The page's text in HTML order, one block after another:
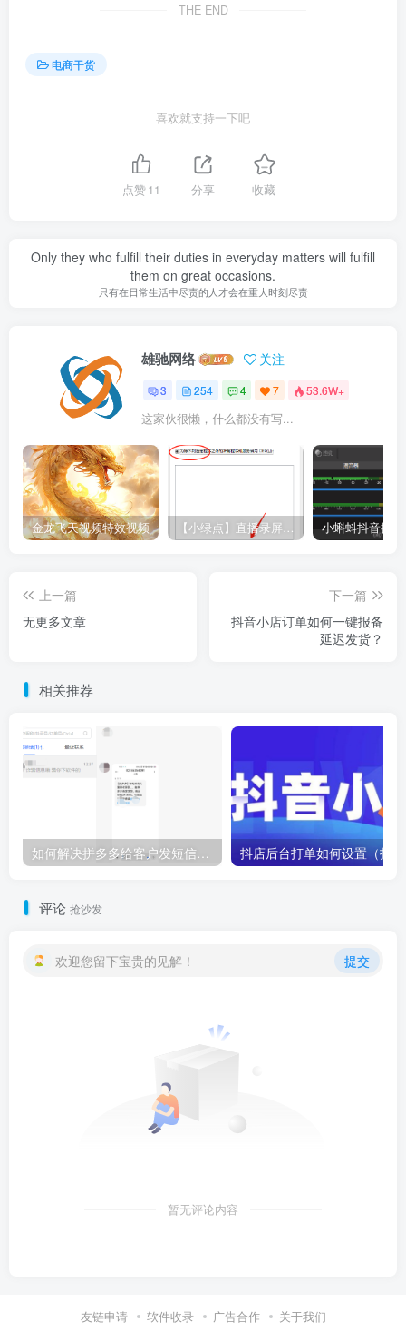
THE END
电商干货
喜欢就支持一下吧
点赞11 分享 收藏
Only they who fulfill their duties in everyday matters will fulfill
them on great occasions.
只有在日常生活中尽责的人才会在重大时刻尽责
雄驰网络 关注
3 254 4 7 53.6W+
这家伙很懒，什么都没有写...
金龙飞天视频特效视频 【小绿点】直播录屏软件 支持抖音快手直播屏幕高清录制
上一篇
无更多文章
下一篇
抖音小店订单如何一键报备
延迟发货？
相关推荐
如何解决拼多多给客户发短信问题？
评论 抢沙发
欢迎您留下宝贵的见解！ 提交
暂无评论内容
友链申请 软件收录 广告合作 关于我们